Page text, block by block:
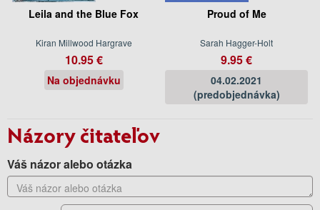
Leila and the Blue Fox
Kiran Millwood Hargrave
10.95 €
Na objednávku
Proud of Me
Sarah Hagger-Holt
9.95 €
04.02.2021
(predobjednávka)
Názory čitateľov
Váš názor alebo otázka